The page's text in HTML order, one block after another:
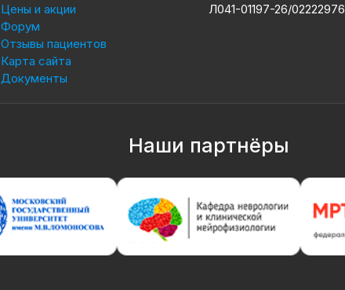
Цены и акции
Форум
Отзывы пациентов
Карта сайта
Документы
Л041-01197-26/02222976
Наши партнёры